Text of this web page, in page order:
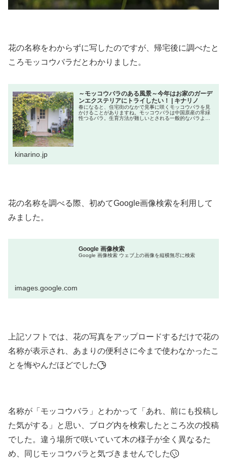
花の名称をわからずに写したのですが、帰宅後に調べたと
ころモッコウバラだとわかりました。
～モッコウバラのある風景～今年はお家のガーデ
ンエクステリアにトライしたい！ | キナリノ
春になると、住宅街のなかで見事に咲くモッコウバラを見
かけることがありますね。モッコウバラは中国原産の常緑
性つるバラ。生育方法が難しいとされる一般的なバラより
kinarino.jp
花の名称を調べる際、初めてGoogle画像検索を利用して
みました。
Google 画像検索
Google 画像検索 ウェブ上の画像を縦横無尽に検索
images.google.com
上記ソフトでは、花の写真をアップロードするだけで花の
名称が表示され、あまりの便利さに今まで使わなかったこ
とを悔やんだほどでした
名称が「モッコウバラ」とわかって「あれ、前にも投稿し
た気がする」と思い、ブログ内を検索したところ次の投稿
でした。違う場所で咲いていて木の様子が全く異なるた
め、同じモッコウバラと気づきませんでした